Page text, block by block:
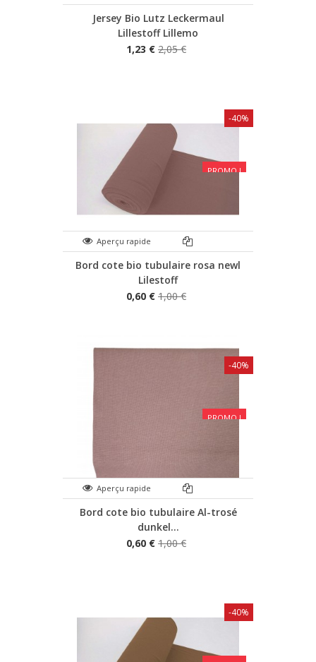
Jersey Bio Lutz Leckermaul
Lillestoff Lillemo
1,23 € 2,05 €
PROMO !
Aperçu rapide
Bord cote bio tubulaire rosa newl
Lilestoff
0,60 € 1,00 €
-40%
PROMO !
Aperçu rapide
Bord cote bio tubulaire Al-trosé
dunkel...
0,60 € 1,00 €
-40%
-40%